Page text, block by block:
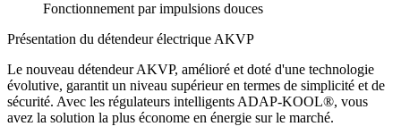
Fonctionnement par impulsions douces
Présentation du détendeur électrique AKVP
Le nouveau détendeur AKVP, amélioré et doté d'une technologie
évolutive, garantit un niveau supérieur en termes de simplicité et de
sécurité. Avec les régulateurs intelligents ADAP-KOOL®, vous
avez la solution la plus économe en énergie sur le marché.